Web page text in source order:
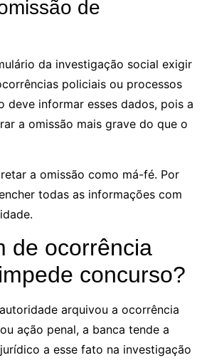
de
da investigação social exigir
policiais ou processos
deve informar esses dados, pois a
a omissão mais grave do que o
a omissão como má-fé. Por
todas as informações com
de ocorrência
concurso?
arquivou a ocorrência
ação penal, a banca tende a
a esse fato na investigação